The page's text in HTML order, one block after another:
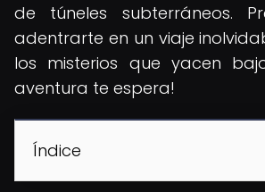
de túneles subterráneos.
adentrarte en un viaje
los misterios que yacen
aventura te espera!
Índice